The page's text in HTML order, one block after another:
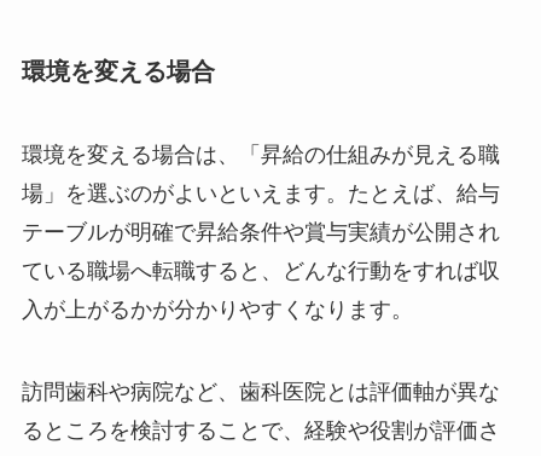
環境を変える場合
環境を変える場合は、「昇給の仕組みが見える職
場」を選ぶのがよいといえます。たとえば、給与
テーブルが明確で昇給条件や賞与実績が公開され
ている職場へ転職すると、どんな行動をすれば収
入が上がるかが分かりやすくなります。
訪問歯科や病院など、歯科医院とは評価軸が異な
るところを検討することで、経験や役割が評価さ